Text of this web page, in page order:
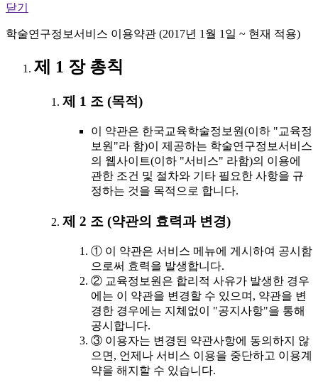
닫기
학술연구정보서비스 이용약관 (2017년 1월 1일 ~ 현재 적용)
제 1 장 총칙
제 1 조 (목적)
이 약관은 한국교육학술정보원(이하 "교육정
보원"라 함)이 제공하는 학술연구정보서비스
의 웹사이트(이하 "서비스" 라함)의 이용에
관한 조건 및 절차와 기타 필요한 사항을 규
정하는 것을 목적으로 합니다.
제 2 조 (약관의 효력과 변경)
① 이 약관은 서비스 메뉴에 게시하여 공시함
으로써 효력을 발생합니다.
② 교육정보원은 합리적 사유가 발생한 경우
에는 이 약관을 변경할 수 있으며, 약관을 변
경한 경우에는 지체없이 "공지사항"을 통해
공시합니다.
③ 이용자는 변경된 약관사항에 동의하지 않
으면, 언제나 서비스 이용을 중단하고 이용계
약을 해지할 수 있습니다.